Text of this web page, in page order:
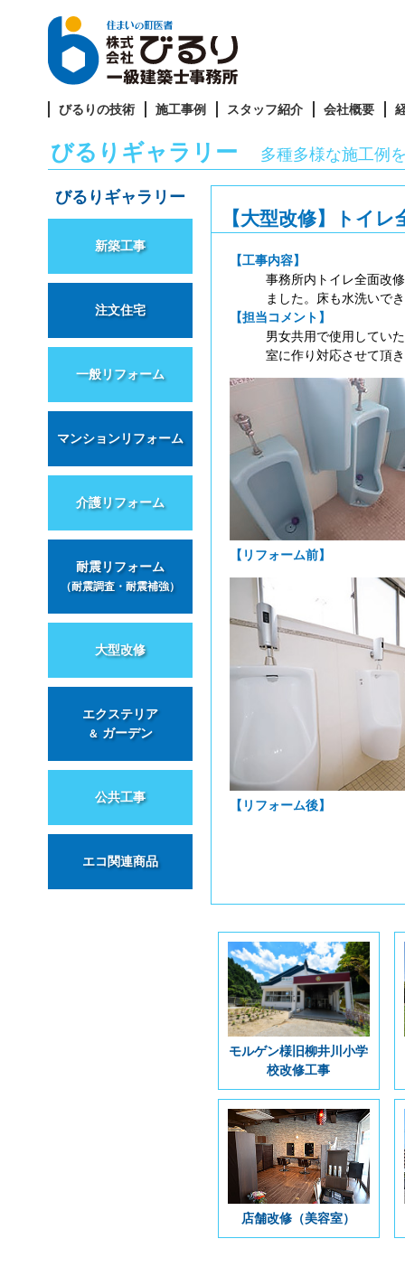
びるりの技術 施工事例 スタッフ紹介 会社概要
びるりギャラリー 多種多様な施工例
【大型改修】トイレ
【工事内容】
事務所内トイレ全面改
ました。床も水洗いで
【担当コメント】
男女共用で使用してい
室に作り対応させて頂
【リフォーム前】
【リフォーム後】
モルゲン様旧柳井川小学
校改修工事
店舗改修（美容室）
びるりギャラリー
新築工事
注文住宅
一般リフォーム
マンションリフォーム
介護リフォーム
耐震リフォーム
（耐震調査・耐震補強）
大型改修
エクステリア
＆ ガーデン
公共工事
エコ関連商品